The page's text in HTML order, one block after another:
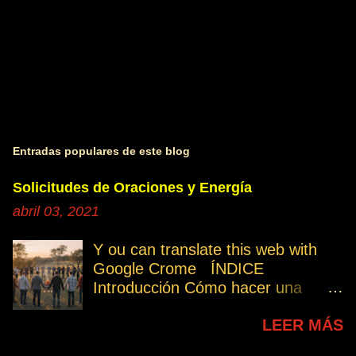
Entradas populares de este blog
Solicitudes de Oraciones y Energía
abril 03, 2021
Y ou can translate this web with
Google Crome ÍNDICE
Introducción Cómo hacer una
personales Desencarnados este
LEER MÁS